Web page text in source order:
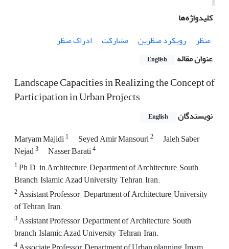
کلیدواژه‌ها
منظر
رویکرد منظرین مشارکت
ادراک منظر
عنوان مقاله
English
Landscape Capacities in Realizing the Concept of
Participation in Urban Projects
نویسندگان English
Maryam Majidi1 Seyed Amir Mansouri2
Jaleh Saber
Nejad3 Nasser Barati4
1Ph.D. in Architecture, Department of Architecture, South
Branch, Islamic Azad University, Tehran, Iran.
2Assistant Professor , Department of Architecture, University
of Tehran, Iran.
3Assistant Professor, Department of Architecture, South
branch, Islamic Azad University, Tehran, Iran.
4